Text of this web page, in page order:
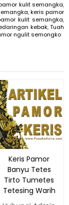
kulit semangka,
,keris pamor
kulit semangka,
kebak,Tuah
ngulit semongko
Keris Pamor
Banyu Tetes
Tirto Tumetes
Tetesing Warih